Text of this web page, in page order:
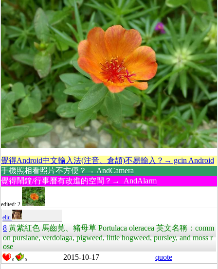
覺得Android中文輸入法(注音、倉頡)不易輸入？→ gcin Android
手機照相看照片不方便？→ AndCamera
覺得鬧鐘/行事曆有改進的空間？→ AndAlarm
edited: 2
eliu
8 黃紫紅色 馬齒莧、豬母草 Portulaca oleracea 英文名稱：comm
on purslane, verdolaga, pigweed, little hogweed, pursley, and moss r
ose
0 0 2015-10-17 quote